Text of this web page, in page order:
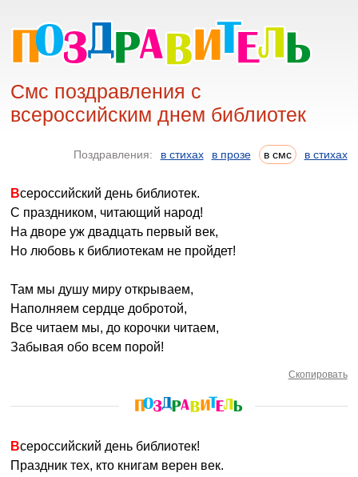
Смс поздравления с
всероссийским днем библиотек
Поздравления: в стихах в прозе в смс в стихах
Всероссийский день библиотек.
С праздником, читающий народ!
На дворе уж двадцать первый век,
Но любовь к библиотекам не пройдет!
Там мы душу миру открываем,
Наполняем сердце добротой,
Все читаем мы, до корочки читаем,
Забывая обо всем порой!
Скопировать
Всероссийский день библиотек!
Праздник тех, кто книгам верен век.